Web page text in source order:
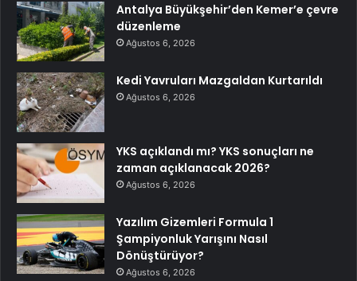
Antalya Büyükşehir’den Kemer’e çevre
düzenleme
Ağustos 6, 2026
Kedi Yavruları Mazgaldan Kurtarıldı
Ağustos 6, 2026
YKS açıklandı mı? YKS sonuçları ne
zaman açıklanacak 2026?
Ağustos 6, 2026
Yazılım Gizemleri Formula 1
Şampiyonluk Yarışını Nasıl
Dönüştürüyor?
Ağustos 6, 2026